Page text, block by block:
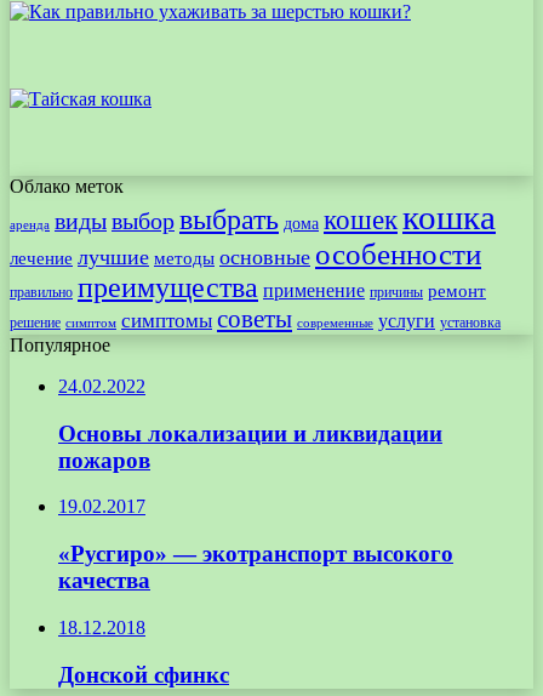
Облако меток
аренда видывыборвыбрать дома кошеккошка
лечение лучшие методы основные особенности
правильно преимущества применение причины ремонт
решение симптом симптомы советы современные услуги установка
Популярное
24.02.2022
Основы локализации и ликвидации
пожаров
19.02.2017
«Русгиро» — экотранспорт высокого
качества
18.12.2018
Донской сфинкс